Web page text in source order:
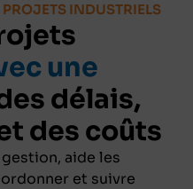
INDUSTRIELS
une
délais,
des coûts
aide les
et suivre